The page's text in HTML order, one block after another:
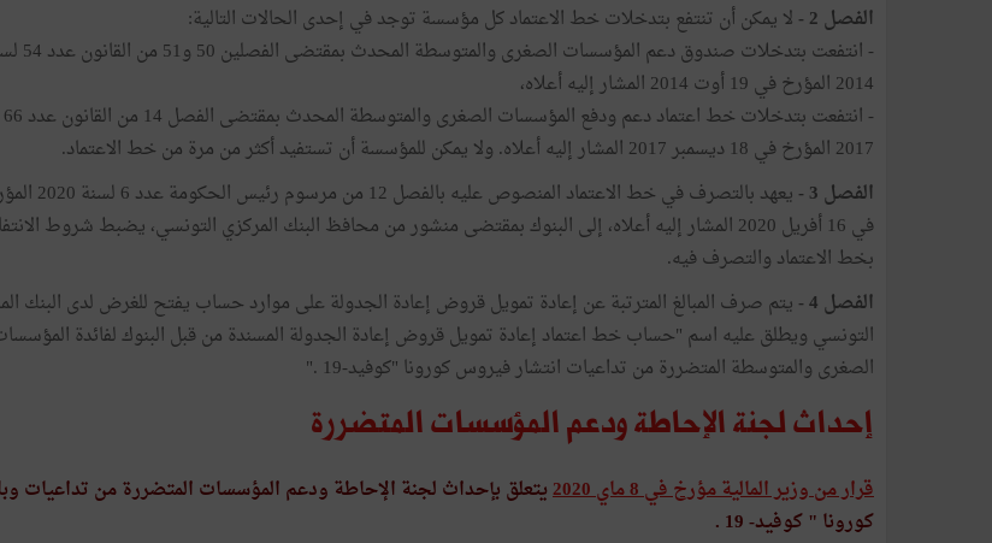
الفصل 2 -
لا يمكن أن تنتفع بتدخلات خط الاعتماد كل مؤسسة توجد في إحدى الحالات التالية:
- انتفعت بتدخلات صندوق دعم المؤسسات
2014 المؤرخ في 19 أوت 2014 المشار إليه أعلاه،
2017 المؤرخ في 18 ديسمبر 2017 المشار إليه أعلاه. ولا يمكن للمؤسسة أن تستفيد أكثر من مرة من خط الاعتماد.
الفصل 3 -
يعهد بالتصرف في خط الاعتماد المنصوص عليه بالفصل 12
في 16 أفريل 2020 المشار إليه أعلاه، إلى البنوك بمقتضى منشور من محافظ البنك المركزي التونسي، يضبط شروط
بخط الاعتماد والتصرف فيه.
الفصل 4 -
يتم صرف المبالغ المترتبة عن إعادة تمويل قروض إعادة الجدولة على موارد حساب يفتح للغرض لدى البنك
التونسي ويطلق عليه اسم "حساب خط اعتماد إعادة تمويل قروض إعادة الجدولة المسندة من قبل البنوك لفائدة
الصغرى والمتوسطة المتضررة من تداعيات انتشار فيروس كورونا "كوفيد-19 ."
إحداث لجنة الإحاطة ودعم المؤسسات المتضررة
قرار من وزير المالية مؤرخ في 8 ماي 2020
يتعلق بإحداث لجنة الإحاطة ودعم المؤسسات المتضررة من تداعيات
كورونا " كوفيد- 19 .